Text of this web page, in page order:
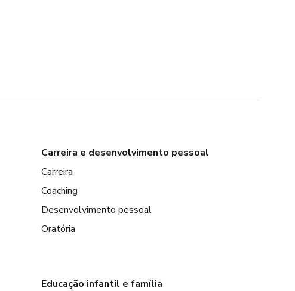
Carreira e desenvolvimento pessoal
Carreira
Coaching
Desenvolvimento pessoal
Oratória
Educação infantil e família